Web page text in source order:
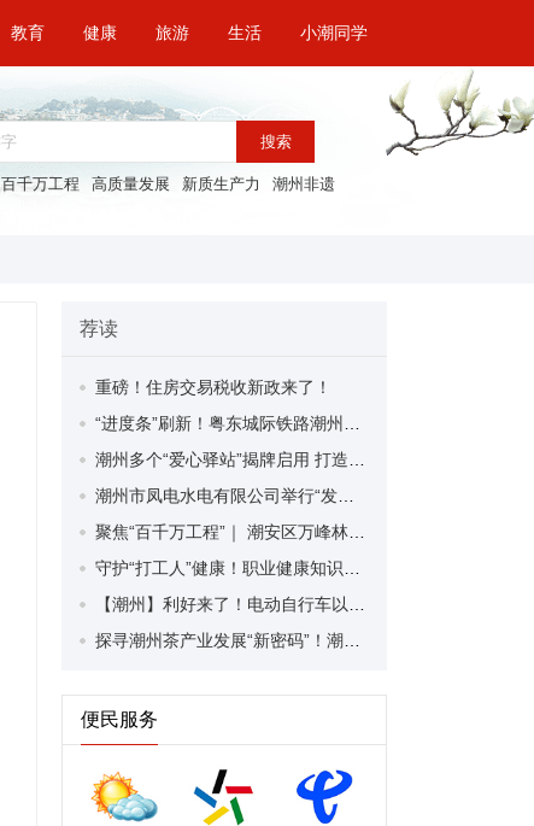
教育 健康 旅游 生活 小潮同学
搜索
百千万工程 高质量发展 新质生产力 潮州非遗
荐读
重磅！住房交易税收新政来了！
便民服务